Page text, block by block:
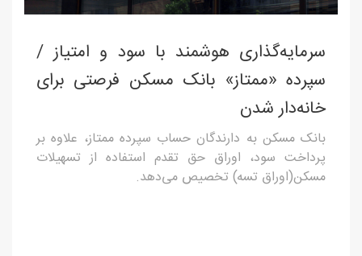
سرمایه‌گذاری هوشمند با سود و امتیاز /
سپرده «ممتاز» بانک مسکن فرصتی برای
خانه‌دار شدن
بانک مسکن به دارندگان حساب سپرده ممتاز، علاوه بر
پرداخت سود، اوراق حق تقدم استفاده از تسهیلات
مسکن(اوراق تسه) تخصیص می‌دهد.